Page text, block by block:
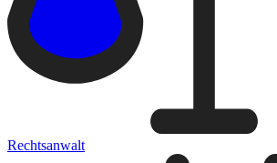
Rechtsanwalt